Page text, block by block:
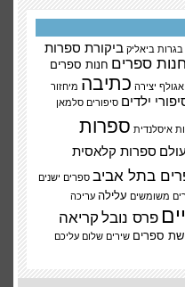
בגרות ביאליק ביקורת ספרות
חנות ספרים חנות ספרים
יצירה כתיבה מיחזור
ילדים סיפורים סלמאן
איסלנדית ספרות
ספרות קלאסית
בתל אביב ספרים ישנים
משומשים עלילה עריכה
פרס נובל קריאה
ספרים שירים שלום עליכם